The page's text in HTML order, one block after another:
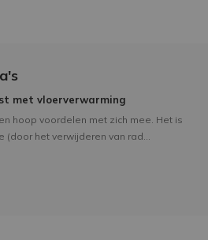
met vloerverwarming
hoop voordelen met zich mee. Het is
het verwijderen van rad...